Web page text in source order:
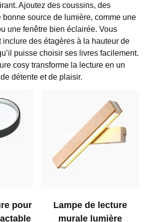
Ajoutez des coussins, des
bonne source de lumière, comme une
une fenêtre bien éclairée. Vous
inclure des étagères à la hauteur de
puisse choisir ses livres facilement.
cosy transforme la lecture en un
détente et de plaisir.
pour
Lampe de lecture
murale lumière